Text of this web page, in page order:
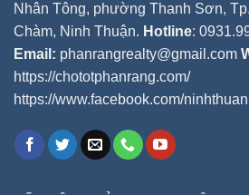
Nhân Tông, phường Thanh Sơn,
Chàm, Ninh Thuận. Hotline:
Email: phanrangrealty@gmail.com
https://chototphanrang.com/
https://www.facebook.com/